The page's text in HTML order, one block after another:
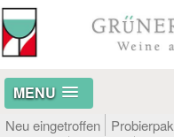
MENU
Neu eingetroffen